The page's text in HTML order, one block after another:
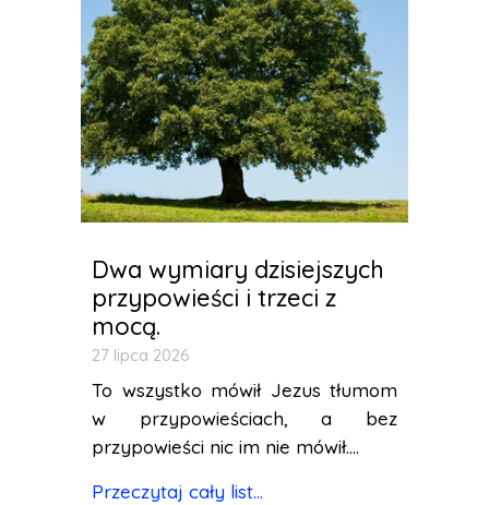
Dwa wymiary dzisiejszych
przypowieści i trzeci z
mocą.
27 lipca 2026
To wszystko mówił Jezus tłumom
w przypowieściach, a bez
przypowieści nic im nie mówił....
Przeczytaj cały list...